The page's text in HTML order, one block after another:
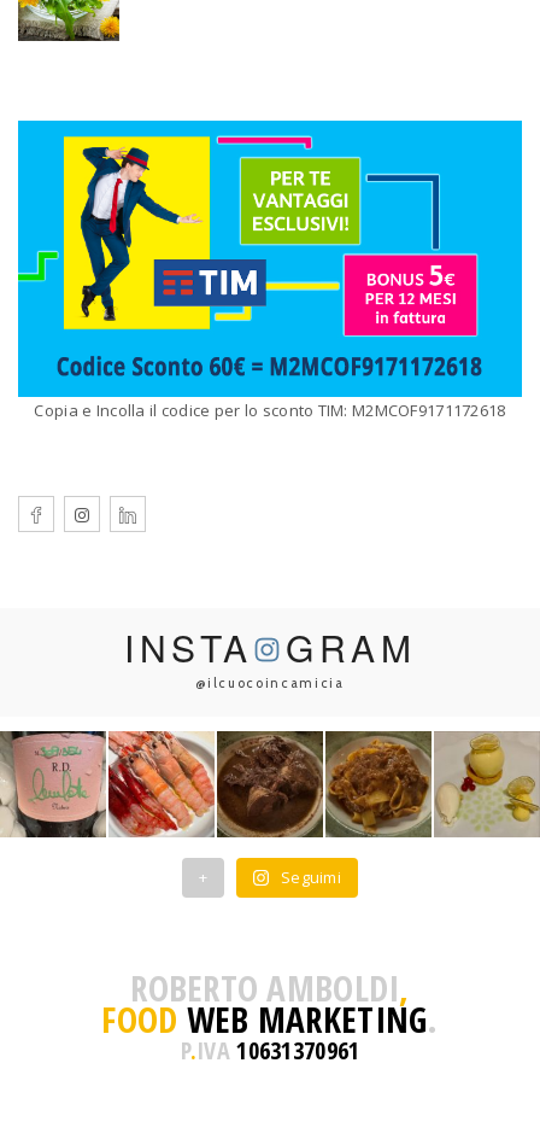
Copia e Incolla il codice per lo sconto TIM: M2MCOF9171172618
INSTA GRAM
@ilcuocoincamicia
+ Seguimi
ROBERTO AMBOLDI,
FOOD WEB MARKETING.
P.IVA10631370961